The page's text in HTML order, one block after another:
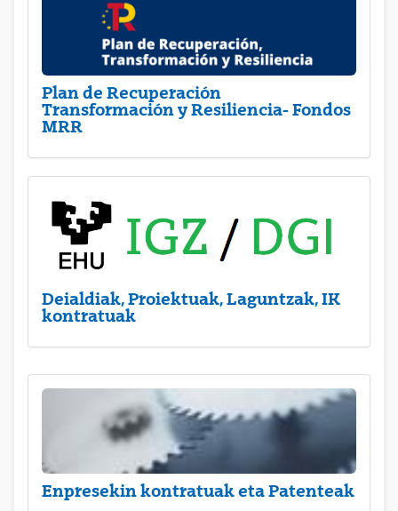
Plan de Recuperación
Transformación y Resiliencia- Fondos
MRR
Deialdiak, Proiektuak, Laguntzak, IK
kontratuak
Enpresekin kontratuak eta Patenteak